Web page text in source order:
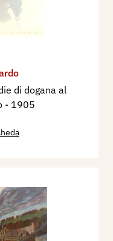
di dogana al
- 1905